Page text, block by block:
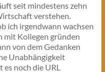
seit mindestens zehn
verstehen.
ich irgendwann wachsen
mit Kollegen gründen
von dem Gedanken
Unabhängigkeit
es noch die URL